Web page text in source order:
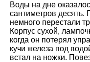
Воды на дне
сантиметров десять.
немного перестали
Корпус сухой,
когда он потерял
кучи железа под
встал на ножки.